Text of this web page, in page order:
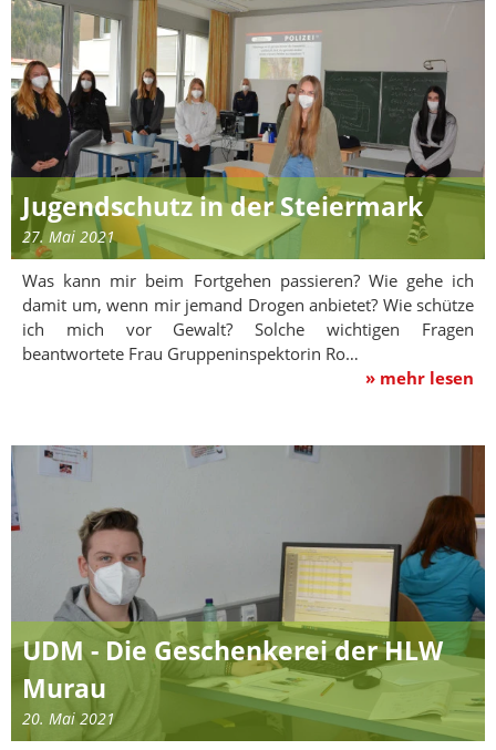
Jugendschutz in der Steiermark
27. Mai 2021
Was kann mir beim Fortgehen passieren? Wie gehe ich
damit um, wenn mir jemand Drogen anbietet? Wie schütze
ich mich vor Gewalt? Solche wichtigen Fragen
beantwortete Frau Gruppeninspektorin Ro…
» mehr lesen
UDM - Die Geschenkerei der HLW
Murau
20. Mai 2021